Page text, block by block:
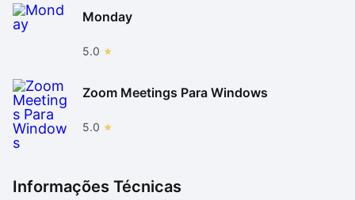
Monday
5.0
Zoom Meetings Para Windows
5.0
Informações Técnicas